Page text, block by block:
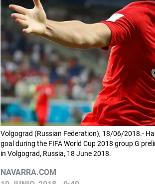
Volgograd (Russian Federation), 18/06/2018.-
goal during the FIFA World Cup 2018 group G
in Volgograd, Russia, 18 June 2018.
NAVARRA.COM